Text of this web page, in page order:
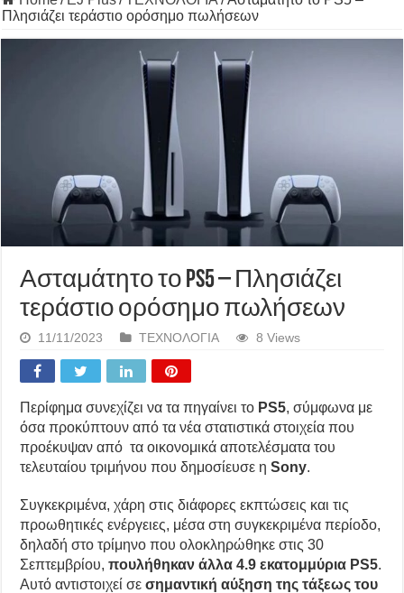
Πλησιάζει τεράστιο ορόσημο πωλήσεων
Ασταμάτητο το PS5 – Πλησιάζει
τεράστιο ορόσημο πωλήσεων
11/11/2023 ΤΕΧΝΟΛΟΓΙΑ 8 Views
Περίφημα συνεχίζει να τα πηγαίνει το PS5, σύμφωνα με
όσα προκύπτουν από τα νέα στατιστικά στοιχεία που
προέκυψαν από τα οικονομικά αποτελέσματα του
τελευταίου τριμήνου που δημοσίευσε ηSony.
Συγκεκριμένα, χάρη στις διάφορες εκπτώσεις και τις
προωθητικές ενέργειες, μέσα στη συγκεκριμένα περίοδο,
δηλαδή στο τρίμηνο που ολοκληρώθηκε στις 30
Σεπτεμβρίου,πουλήθηκαν άλλα 4.9 εκατομμύρια PS5.
Αυτό αντιστοιχεί σεσημαντική αύξηση της τάξεως του